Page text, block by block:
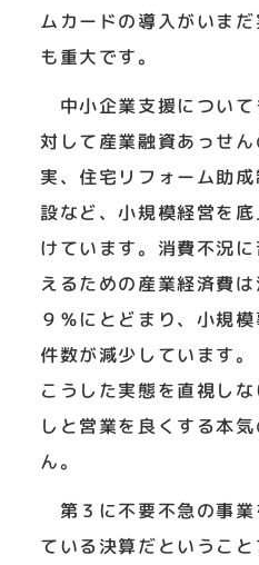
ムカードの導入がいま
も重大です。
中小企業支援について
対して産業融資あっせ
実、住宅リフォーム助
設など、小規模経営を
けています。消費不況
えるための産業経済費
９％にとどまり、小規
件数が減少しています。
こうした実態を直視し
しと営業を良くする本
ん。
第３に不要不急の事業
ている決算だということ